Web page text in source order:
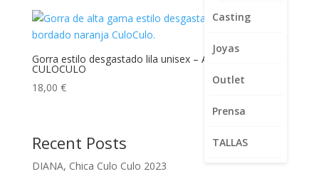
Casting
Joyas
Outlet
Prensa
TALLAS
Gorra estilo desgastado lila unisex – Alta Gama
CULOCULO
18,00 €
Recent Posts
DIANA, Chica Culo Culo 2023